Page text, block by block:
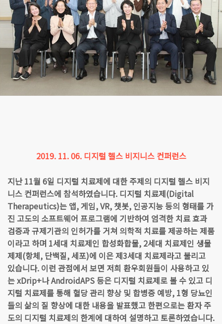
2019. 11. 06. 디지털 헬스 비지니스 컨퍼런스
지난 11월 6일 디지털 치료제에 대한 주제의 디지털 헬스 비지
니스 컨퍼런스에 참석하였습니다. 디지털 치료제(Digital
Therapeutics)는 앱, 게임, VR, 챗봇, 인공지능 등의 형태를 가
진 고도의 소프트웨어 프로그램에 기반하여 엄격한 치료 효과
검증과 규제기관의 인허가를 거쳐 의학적 치료를 제공하는 제품
이라고 하며 1세대 치료제인 합성화합물, 2세대 치료제인 생물
제제(항체, 단백질, 세포)에 이은 제3세대 치료제라고 불리고
있습니다. 이런 관점에서 보면 저희 환우회원들이 사용하고 있
는 xDrip+나 AndroidAPS 등은 디지털 치료제로 볼 수 있고 디
지털 치료제를 통해 혈당 관리 향상 및 합병증 예방, 1형 당뇨인
들의 삶의 질 향상에 대한 내용을 발표했고 한편으로는 환자 주
도의 디지털 치료제의 한계에 대하여 설명하고 토론하였습니다.